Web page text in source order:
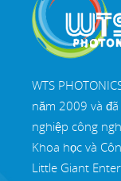
WTS
năm 2009 và
nghiệp công
Khoa học và
Little Giant